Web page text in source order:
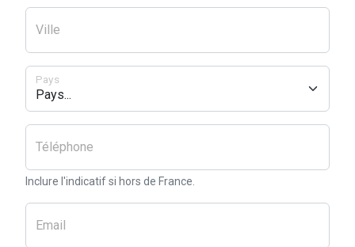
Ville
Pays
Téléphone
Inclure l'indicatif si hors de France.
Email